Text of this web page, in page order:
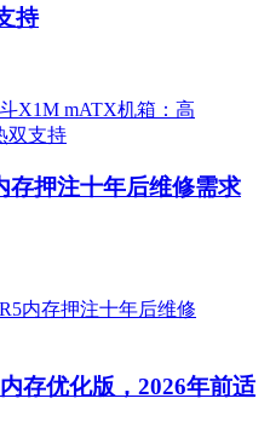
持
存押注十年后维修需求
存优化版，2026年前适